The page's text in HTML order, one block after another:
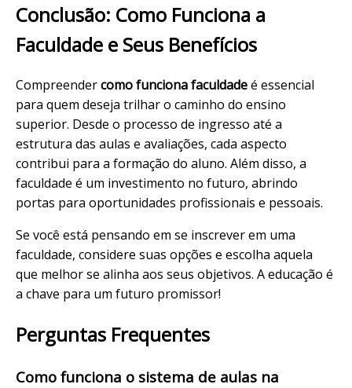
Conclusão: Como Funciona a
Faculdade e Seus Benefícios
Compreendercomo funciona faculdadeé essencial
para quem deseja trilhar o caminho do ensino
superior. Desde o processo de ingresso até a
estrutura das aulas e avaliações, cada aspecto
contribui para a formação do aluno. Além disso, a
faculdade é um investimento no futuro, abrindo
portas para oportunidades profissionais e pessoais.
Se você está pensando em se inscrever em uma
faculdade, considere suas opções e escolha aquela
que melhor se alinha aos seus objetivos. A educação é
a chave para um futuro promissor!
Perguntas Frequentes
Como funciona o sistema de aulas na